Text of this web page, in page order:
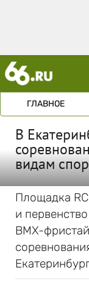
ГЛАВНОЕ
В
видам
Площадка
и
BMX-